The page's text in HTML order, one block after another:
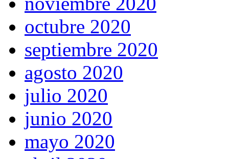
octubre 2020
septiembre 2020
agosto 2020
julio 2020
junio 2020
mayo 2020